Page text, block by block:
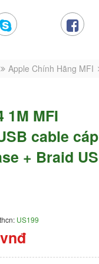
Apple Chính Hãng MFI
1M MFI
cable cáp
+ Braid
US199
vnđ